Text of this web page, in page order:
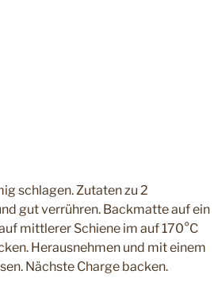
schlagen. Zutaten zu 2
gut verrühren. Backmatte auf ein
mittlerer Schiene im auf 170°C
Herausnehmen und mit einem
Nächste Charge backen.